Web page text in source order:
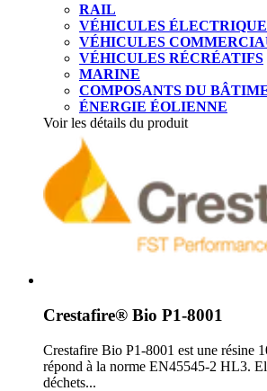
RAIL
VÉHICULES
VÉHICULES
VÉHICULES RÉCRÉATIFS
MARINE
COMPOSANTS DU
ÉNERGIE ÉOLIENNE
Voir les détails du produit
Crestafire® Bio P1-8001
Crestafire Bio P1-8001 est une résine
répond à la norme EN45545-2 HL3.
déchets...